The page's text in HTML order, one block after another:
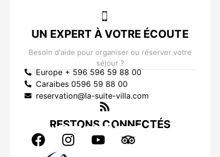
UN EXPERT À VOTRE ÉCOUTE
Besoin d'aide pour organiser ou réserver votre
séjour ?
Europe + 596 596 59 88 00
Caraibes 0596 59 88 00
reservation@la-suite-villa.com
RESTONS CONNECTÉS